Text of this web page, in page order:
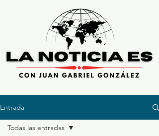
Entrada
Todas las entradas